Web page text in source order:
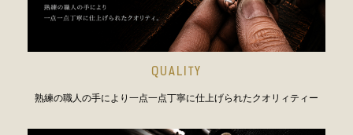
QUALITY
熟練の職人の手により一点一点丁寧に仕上げられたクオリィティー